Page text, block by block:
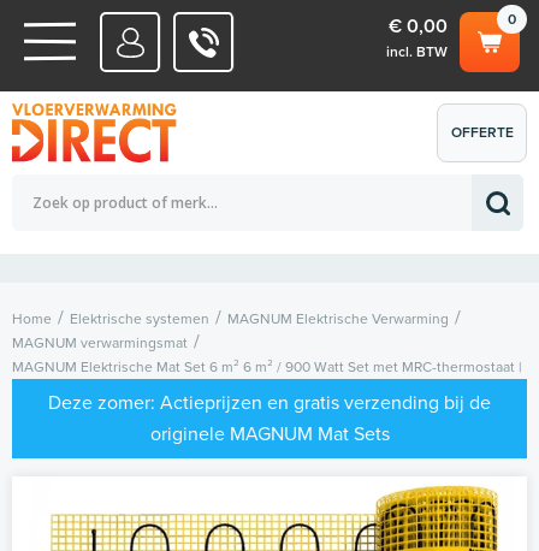
WATERSYSTEMEN
ELEKTRISCHE SYSTEMEN
0
€ 0,00
incl. BTW
Totaalbedrag (incl. BTW) € 0,00
OFFERTE
AANVRAGEN
Home Elektrische systemen
MAGNUM Elektrische Verwarming
MAGNUM verwarmingsmat
MAGNUM Elektrische Mat Set 6 m² 6 m² / 900 Watt Set met MRC-thermostaat |
Deze zomer: Actieprijzen en gratis verzending bij de
originele MAGNUM Mat Sets